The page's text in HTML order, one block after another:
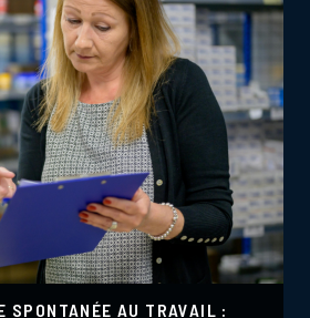
SPONTANÉE AU TRAVAIL :